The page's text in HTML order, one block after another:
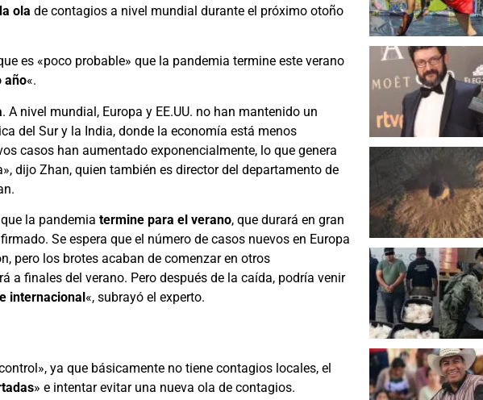
ola de contagios a nivel mundial durante el próximo otoño
es «poco probable» que la pandemia termine este verano
año«.
. A nivel mundial, Europa y EE.UU. no han mantenido un
del Sur y la India, donde la economía está menos
casos han aumentado exponencialmente, lo que genera
dijo Zhan, quien también es director del departamento de
la pandemia termine para el verano, que durará en gran
Se espera que el número de casos nuevos en Europa
pero los brotes acaban de comenzar en otros
a finales del verano. Pero después de la caída, podría venir
internacional «, subrayó el experto.
ya que básicamente no tiene contagios locales, el
» e intentar evitar una nueva ola de contagios.